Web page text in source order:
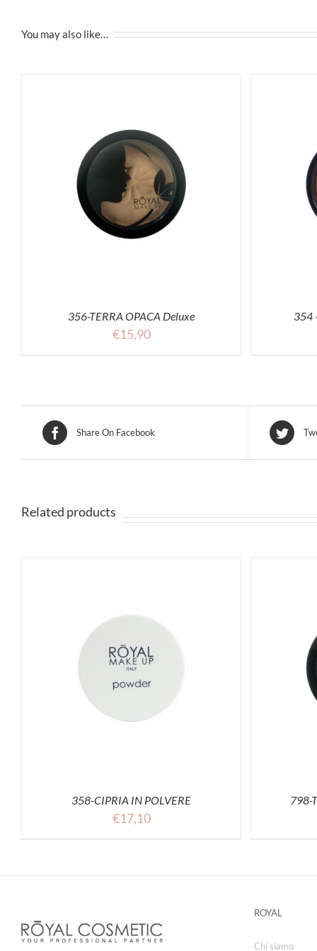
You may also like…
356-TERRA OPACA Deluxe
€15,90
SELECT OPTIONS ACQUISTA
354
Share On Facebook
Related products
358-CIPRIA IN POLVERE
€17,10
SELECT OPTIONS
798-
ROYAL
Chi siamo